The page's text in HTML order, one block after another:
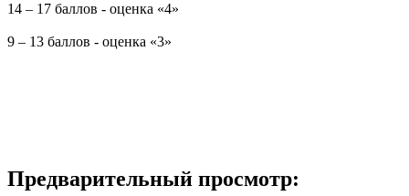
14 – 17 баллов - оценка «4»
9 – 13 баллов - оценка «3»
Предварительный просмотр: